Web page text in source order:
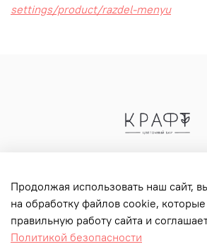
settings/product/razdel-menyu
8(495)320-31-11
г. Москва,
Продолжая использовать наш сайт,
на обработку файлов cookie,
правильную работу сайта и
Политикой безопасности